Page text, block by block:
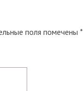
поля помечены *